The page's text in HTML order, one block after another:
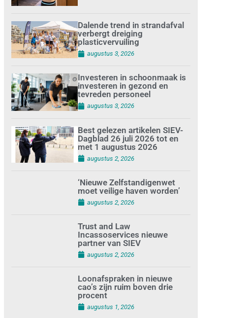
Dalende trend in strandafval
verbergt dreiging
plasticvervuiling
augustus 3, 2026
Investeren in schoonmaak is
investeren in gezond en
tevreden personeel
augustus 3, 2026
Best gelezen artikelen SIEV-
Dagblad 26 juli 2026 tot en
met 1 augustus 2026
augustus 2, 2026
‘Nieuwe Zelfstandigenwet
moet veilige haven worden’
augustus 2, 2026
Trust and Law
Incassoservices nieuwe
partner van SIEV
Loonafspraken in nieuwe
cao’s zijn ruim boven drie
procent